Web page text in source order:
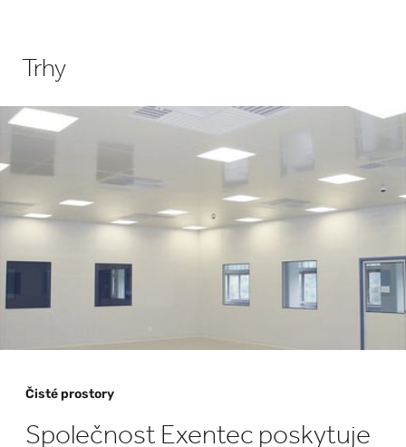
Trhy
Čisté prostory
Společnost Exentec poskytuje